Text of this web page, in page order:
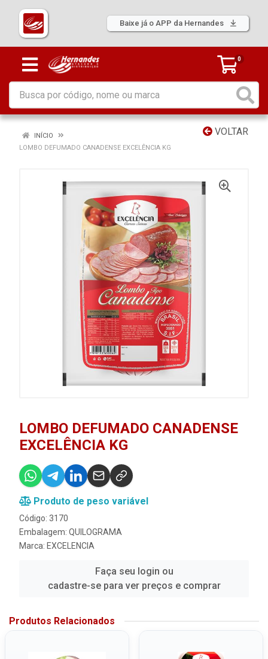
Baixe já o APP da Hernandes
0
VOLTAR
INÍCIO
LOMBO DEFUMADO CANADENSE EXCELÊNCIA KG
LOMBO DEFUMADO CANADENSE
EXCELÊNCIA KG
Produto de peso variável
Código: 3170
Embalagem: QUILOGRAMA
Marca: EXCELENCIA
Faça seu login ou
cadastre-se para ver preços e comprar
Produtos Relacionados